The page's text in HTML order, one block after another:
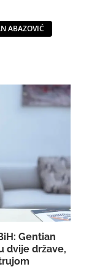
ABAZOVIĆ
Gentian
dvije države,